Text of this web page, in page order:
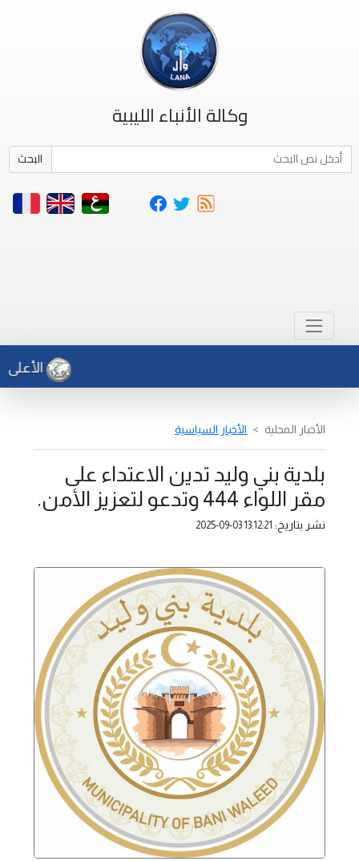
وكالة الأنباء الليبية
البحث
الأعلى
الأخبار المحلية الأخبار السياسية
بلدية بني وليد تدين الاعتداء على
مقر اللواء 444 وتدعو لتعزيز الأمن.
نشر بتاريخ: 2025-09-03 13:12:21